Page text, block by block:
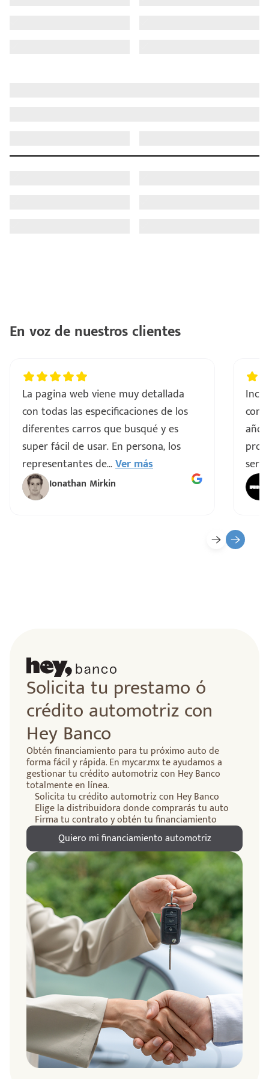
En voz de nuestros clientes
La pagina web viene muy detallada
con todas las especificaciones de los
diferentes carros que busqué y es
super fácil de usar. En persona, los
representantes de...Ver más
Ionathan Mirkin
Solicita tu prestamo ó
crédito automotriz con
Hey Banco
Obtén financiamiento para tu próximo auto de
forma fácil y rápida. En mycar.mx te ayudamos a
gestionar tu crédito automotriz con Hey Banco
totalmente en línea.
Solicita tu crédito automotriz con Hey Banco
Elige la distribuidora donde comprarás tu auto
Firma tu contrato y obtén tu financiamiento
Quiero mi financiamiento automotriz